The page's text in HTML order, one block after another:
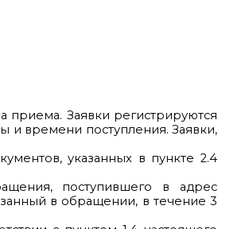
приема. Заявки регистрируются
и времени поступления. Заявки,
указанных в пункте 2.4
поступившего в адрес
в обращении, в течение 3